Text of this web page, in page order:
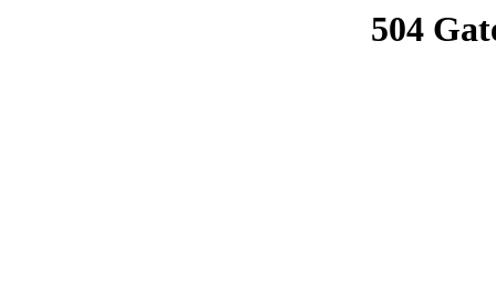
504